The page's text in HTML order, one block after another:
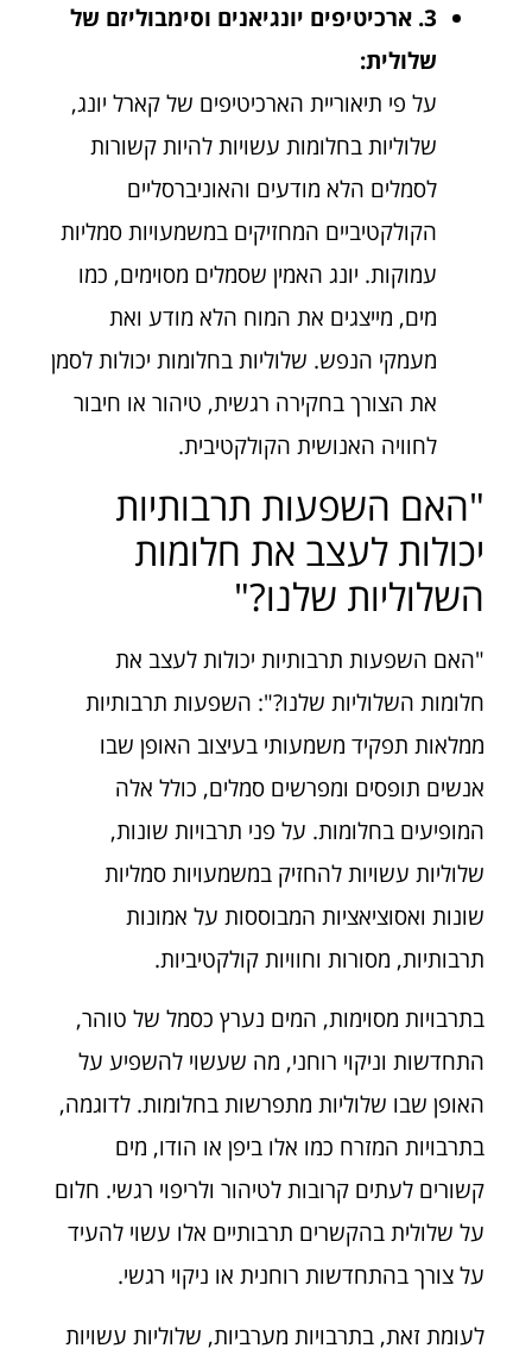
3. ארכיטיפים יונגיאנים וסימבוליזם של
שלולית:
על פי תיאוריית הארכיטיפים של קארל יונג,
שלוליות בחלומות עשויות להיות קשורות
לסמלים הלא מודעים והאוניברסליים
הקולקטיביים המחזיקים במשמעויות סמליות
עמוקות. יונג האמין שסמלים מסוימים, כמו
מים, מייצגים את המוח הלא מודע ואת
מעמקי הנפש. שלוליות בחלומות יכולות לסמן
את הצורך בחקירה רגשית, טיהור או חיבור
לחוויה האנושית הקולקטיבית.
"האם השפעות תרבותיות
יכולות לעצב את חלומות
השלוליות שלנו?"
"האם השפעות תרבותיות יכולות לעצב את
חלומות השלוליות שלנו?": השפעות תרבותיות
ממלאות תפקיד משמעותי בעיצוב האופן שבו
אנשים תופסים ומפרשים סמלים, כולל אלה
המופיעים בחלומות. על פני תרבויות שונות,
שלוליות עשויות להחזיק במשמעויות סמליות
שונות ואסוציאציות המבוססות על אמונות
תרבותיות, מסורות וחוויות קולקטיביות.
בתרבויות מסוימות, המים נערץ כסמל של טוהר,
התחדשות וניקוי רוחני, מה שעשוי להשפיע על
האופן שבו שלוליות מתפרשות בחלומות. לדוגמה,
בתרבויות המזרח כמו אלו ביפן או הודו, מים
קשורים לעתים קרובות לטיהור ולריפוי רגשי. חלום
על שלולית בהקשרים תרבותיים אלו עשוי להעיד
על צורך בהתחדשות רוחנית או ניקוי רגשי.
לעומת זאת, בתרבויות מערביות, שלוליות עשויות